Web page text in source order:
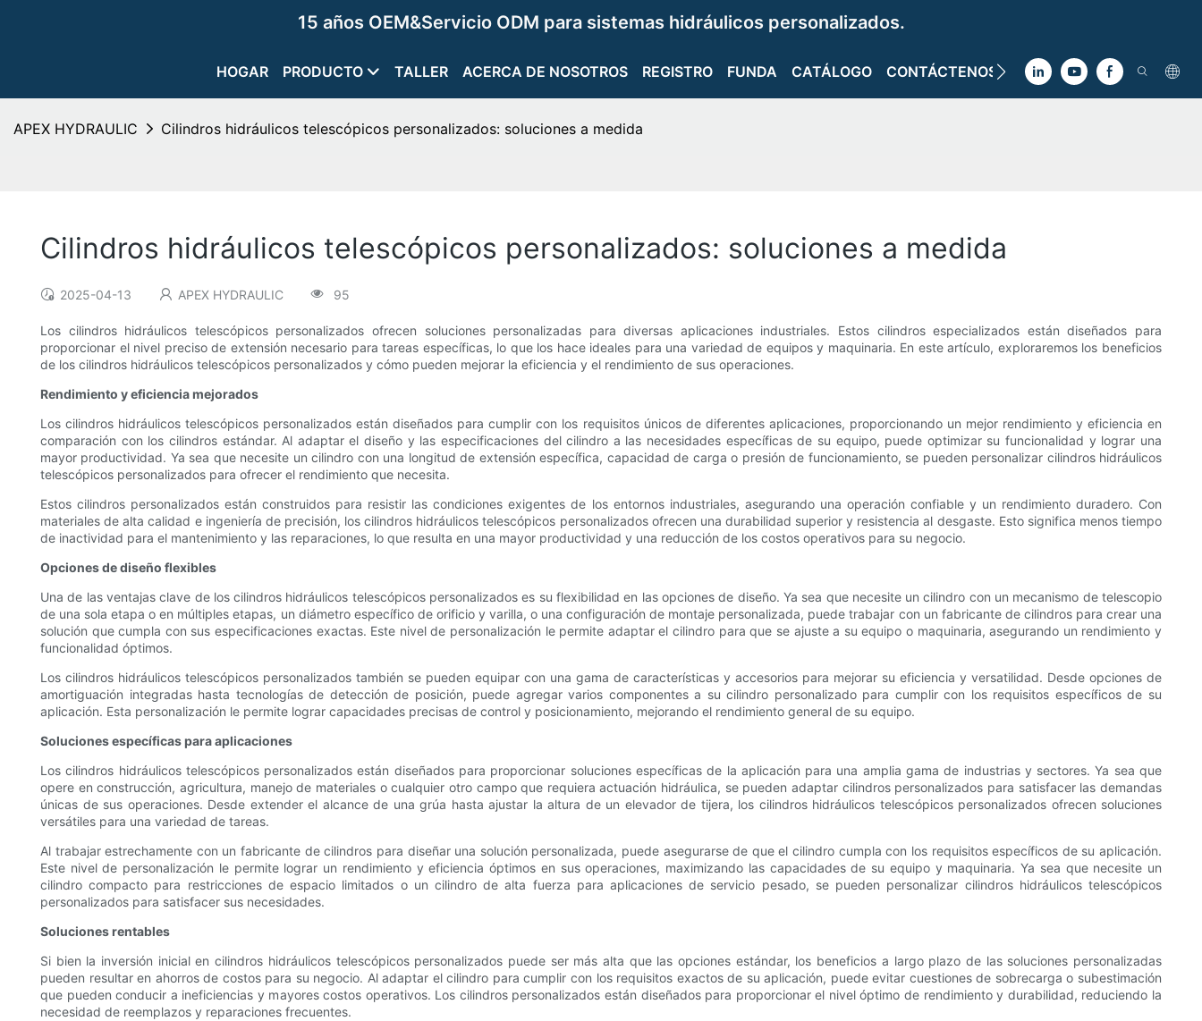
15 años OEM&Servicio ODM para sistemas hidráulicos personalizados.
HOGAR PRODUCTO TALLER ACERCA DE NOSOTROS REGISTRO FUNDA CATÁLOGO CONTÁCTENOS
APEX HYDRAULIC Cilindros hidráulicos telescópicos personalizados: soluciones a medida
Cilindros hidráulicos telescópicos personalizados: soluciones a medida
2025-04-13 APEX HYDRAULIC 95
Los cilindros hidráulicos telescópicos personalizados ofrecen soluciones personalizadas para diversas aplicaciones industriales. Estos cilindros especializados están diseñados para
proporcionar el nivel preciso de extensión necesario para tareas específicas, lo que los hace ideales para una variedad de equipos y maquinaria. En este artículo, exploraremos los beneficios
de los cilindros hidráulicos telescópicos personalizados y cómo pueden mejorar la eficiencia y el rendimiento de sus operaciones.
Rendimiento y eficiencia mejorados
Los cilindros hidráulicos telescópicos personalizados están diseñados para cumplir con los requisitos únicos de diferentes aplicaciones, proporcionando un mejor rendimiento y eficiencia en
comparación con los cilindros estándar. Al adaptar el diseño y las especificaciones del cilindro a las necesidades específicas de su equipo, puede optimizar su funcionalidad y lograr una
mayor productividad. Ya sea que necesite un cilindro con una longitud de extensión específica, capacidad de carga o presión de funcionamiento, se pueden personalizar cilindros hidráulicos
telescópicos personalizados para ofrecer el rendimiento que necesita.
Estos cilindros personalizados están construidos para resistir las condiciones exigentes de los entornos industriales, asegurando una operación confiable y un rendimiento duradero. Con
materiales de alta calidad e ingeniería de precisión, los cilindros hidráulicos telescópicos personalizados ofrecen una durabilidad superior y resistencia al desgaste. Esto significa menos tiempo
de inactividad para el mantenimiento y las reparaciones, lo que resulta en una mayor productividad y una reducción de los costos operativos para su negocio.
Opciones de diseño flexibles
Una de las ventajas clave de los cilindros hidráulicos telescópicos personalizados es su flexibilidad en las opciones de diseño. Ya sea que necesite un cilindro con un mecanismo de telescopio
de una sola etapa o en múltiples etapas, un diámetro específico de orificio y varilla, o una configuración de montaje personalizada, puede trabajar con un fabricante de cilindros para crear una
solución que cumpla con sus especificaciones exactas. Este nivel de personalización le permite adaptar el cilindro para que se ajuste a su equipo o maquinaria, asegurando un rendimiento y
funcionalidad óptimos.
Los cilindros hidráulicos telescópicos personalizados también se pueden equipar con una gama de características y accesorios para mejorar su eficiencia y versatilidad. Desde opciones de
amortiguación integradas hasta tecnologías de detección de posición, puede agregar varios componentes a su cilindro personalizado para cumplir con los requisitos específicos de su
aplicación. Esta personalización le permite lograr capacidades precisas de control y posicionamiento, mejorando el rendimiento general de su equipo.
Soluciones específicas para aplicaciones
Los cilindros hidráulicos telescópicos personalizados están diseñados para proporcionar soluciones específicas de la aplicación para una amplia gama de industrias y sectores. Ya sea que
opere en construcción, agricultura, manejo de materiales o cualquier otro campo que requiera actuación hidráulica, se pueden adaptar cilindros personalizados para satisfacer las demandas
únicas de sus operaciones. Desde extender el alcance de una grúa hasta ajustar la altura de un elevador de tijera, los cilindros hidráulicos telescópicos personalizados ofrecen soluciones
versátiles para una variedad de tareas.
Al trabajar estrechamente con un fabricante de cilindros para diseñar una solución personalizada, puede asegurarse de que el cilindro cumpla con los requisitos específicos de su aplicación.
Este nivel de personalización le permite lograr un rendimiento y eficiencia óptimos en sus operaciones, maximizando las capacidades de su equipo y maquinaria. Ya sea que necesite un
cilindro compacto para restricciones de espacio limitados o un cilindro de alta fuerza para aplicaciones de servicio pesado, se pueden personalizar cilindros hidráulicos telescópicos
personalizados para satisfacer sus necesidades.
Soluciones rentables
Si bien la inversión inicial en cilindros hidráulicos telescópicos personalizados puede ser más alta que las opciones estándar, los beneficios a largo plazo de las soluciones personalizadas
pueden resultar en ahorros de costos para su negocio. Al adaptar el cilindro para cumplir con los requisitos exactos de su aplicación, puede evitar cuestiones de sobrecarga o subestimación
que pueden conducir a ineficiencias y mayores costos operativos. Los cilindros personalizados están diseñados para proporcionar el nivel óptimo de rendimiento y durabilidad, reduciendo la
necesidad de reemplazos y reparaciones frecuentes.